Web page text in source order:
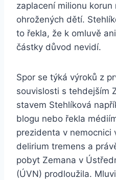
zaplacení milionu korun
ohrožených dětí.
to řekla, že k omluvě
částky důvod nevidí.
Spor se týká výroků z
souvislosti s tehdejším
stavem Stehlíková
blogu nebo řekla
prezidenta v nemocnici
delirium tremens a
pobyt Zemana v
(ÚVN) prodloužila.